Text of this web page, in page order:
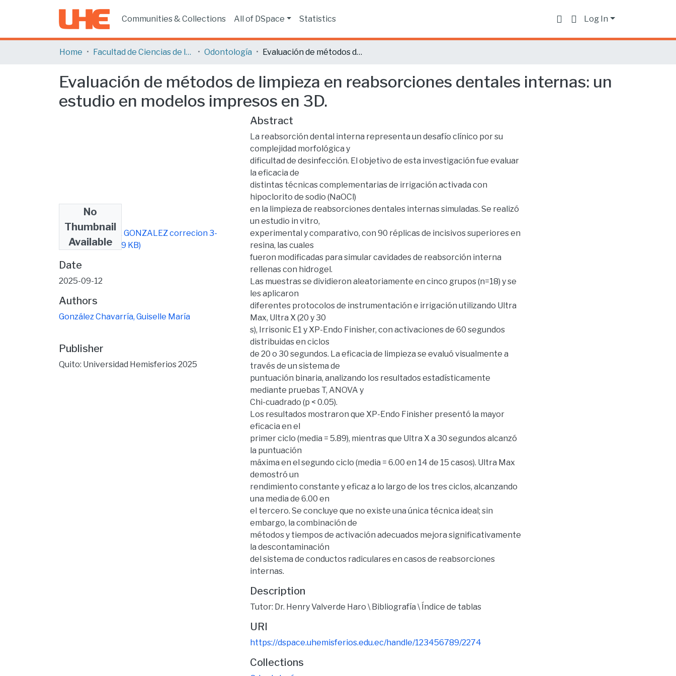
Communities & Collections All of DSpace Statistics Log In
Home Facultad de Ciencias de la Salud Odontología Evaluación de métodos de limpieza en reabsorciones dentales internas: un estudio en modelos impresos en 3D.
Evaluación de métodos de limpieza en reabsorciones dentales internas: un
estudio en modelos impresos en 3D.
No
Thumbnail
Available
TESIS GUISELLE GONZALEZ correcion 3-
signed.pdf(421.69 KB)
Date
2025-09-12
Authors
González Chavarría, Guiselle María
Publisher
Quito: Universidad Hemisferios 2025
Abstract
La reabsorción dental interna representa un desafío clínico por su
complejidad morfológica y
dificultad de desinfección. El objetivo de esta investigación fue evaluar
la eficacia de
distintas técnicas complementarias de irrigación activada con
hipoclorito de sodio (NaOCl)
en la limpieza de reabsorciones dentales internas simuladas. Se realizó
un estudio in vitro,
experimental y comparativo, con 90 réplicas de incisivos superiores en
resina, las cuales
fueron modificadas para simular cavidades de reabsorción interna
rellenas con hidrogel.
Las muestras se dividieron aleatoriamente en cinco grupos (n=18) y se
les aplicaron
diferentes protocolos de instrumentación e irrigación utilizando Ultra
Max, Ultra X (20 y 30
s), Irrisonic E1 y XP-Endo Finisher, con activaciones de 60 segundos
distribuidas en ciclos
de 20 o 30 segundos. La eficacia de limpieza se evaluó visualmente a
través de un sistema de
puntuación binaria, analizando los resultados estadísticamente
mediante pruebas T, ANOVA y
Chi-cuadrado (p < 0.05).
Los resultados mostraron que XP-Endo Finisher presentó la mayor
eficacia en el
primer ciclo (media = 5.89), mientras que Ultra X a 30 segundos alcanzó
la puntuación
máxima en el segundo ciclo (media = 6.00 en 14 de 15 casos). Ultra Max
demostró un
rendimiento constante y eficaz a lo largo de los tres ciclos, alcanzando
una media de 6.00 en
el tercero. Se concluye que no existe una única técnica ideal; sin
embargo, la combinación de
métodos y tiempos de activación adecuados mejora significativamente
la descontaminación
del sistema de conductos radiculares en casos de reabsorciones
internas.
Description
Tutor: Dr. Henry Valverde Haro \ Bibliografía \ Índice de tablas
URI
https://dspace.uhemisferios.edu.ec/handle/123456789/2274
Collections